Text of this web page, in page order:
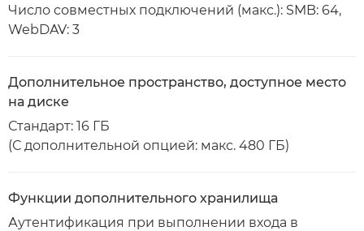
Число совместных подключений (макс.): SMB: 64,
WebDAV: 3
Дополнительное пространство, доступное место
на диске
Стандарт: 16 ГБ
(С дополнительной опцией: макс. 480 ГБ)
Функции дополнительного хранилища
Аутентификация при выполнении входа в